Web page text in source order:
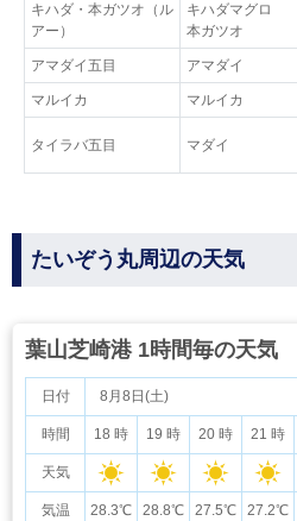
キハダ・本ガツオ（ル
アー）
キハダマグロ
本ガツオ
アマダイ五目 アマダイ
マルイカ マルイカ
タイラバ五目 マダイ
たいぞう丸周辺の天気
葉山芝崎港 1時間毎の天気
日付
時間
天気
気温
8月8日(土)
18 時 19 時 20 時 21 時
28.3℃ 28.8℃ 27.5℃ 27.2℃